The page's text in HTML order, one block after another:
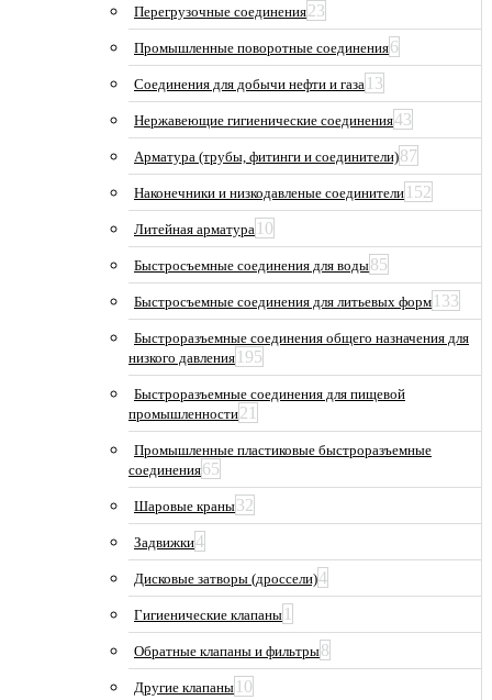
Перегрузочные соединения23
Промышленные поворотные соединения6
Соединения для добычи нефти и газа 13
Нержавеющие гигиенические соединения43
Арматура (трубы, фитинги и соединители)87
Наконечники и низкодавленые соединители 152
Литейная арматура 10
Быстросъемные соединения для воды85
Быстросъемные соединения для литьевых форм 133
Быстроразъемные соединения общего назначения для
низкого давления 195
Быстроразъемные соединения для пищевой
промышленности21
Промышленные пластиковые быстроразъемные
соединения65
Шаровые краны32
Задвижки4
Дисковые затворы (дроссели)4
Гигиенические клапаны 1
Обратные клапаны и фильтры8
Другие клапаны 10